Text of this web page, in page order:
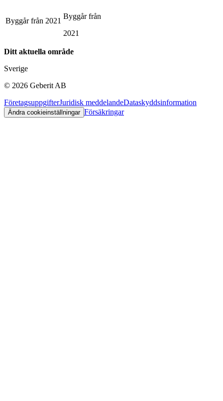
Byggår från 2021
Byggår från
2021
Ditt aktuella område
Sverige
© 2026 Geberit AB
FöretagsuppgifterJuridisk meddelandeDataskyddsinformation
Ändra cookieinställningar Försäkringar